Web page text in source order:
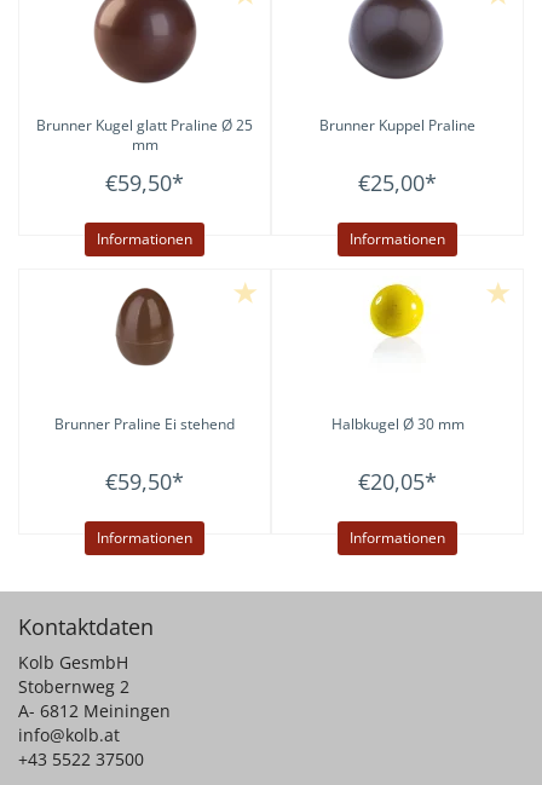
Brunner Kugel glatt Praline Ø 25
mm
€59,50*
Informationen
Brunner Kuppel Praline
€25,00*
Informationen
Brunner Praline Ei stehend
€59,50*
Informationen
Halbkugel Ø 30 mm
€20,05*
Informationen
Kontaktdaten
Kolb GesmbH
Stobernweg 2
A- 6812 Meiningen
info@kolb.at
+43 5522 37500